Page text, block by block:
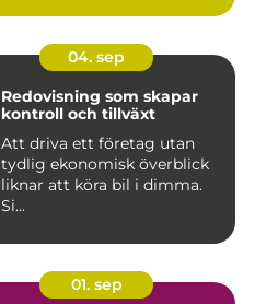
04. sep
Redovisning som skapar
kontroll och tillväxt
Att driva ett företag utan
tydlig ekonomisk överblick
liknar att köra bil i dimma.
Si...
01. sep